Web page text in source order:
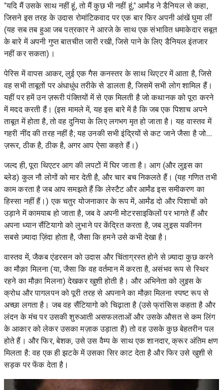
"यदि मैं उसके साथ नहीं हूं, तो मैं कुछ भी नहीं हूं," आर्मंड ने डैनियल से कहा,
जिसने इस तरह के उदास रोमांटिकवाद पर एक बार फिर अपनी आंखें घुमा लीं
(यह सब तब हुआ जब पत्रकार ने आरजे के साथ एक संभावित धमाकेदार सबूत
के बारे में अपनी गुप्त बातचीत जारी रखी, जिसे पाने के लिए डैनियल इंतजार
नहीं कर सकता)।
पेरिस में वापस आकर, लुई एक गैस कनस्तर के साथ थिएटर में आता है, जिसे
वह सभी ताबूतों पर अंधाधुंध तरीके से डालता है, जिसमें सभी लोग शामिल हैं।
यहीं पर हमें उन ज़रूरी पंक्तियों में से एक मिलती है जो कथानक को पूरा करने
में मदद करती हैं। (इस मामले में, यह इस बारे में है कि जब एक पिशाच अपने
ताबूत में होता है, तो वह दुनिया के लिए लगभग मृत हो जाता है। यह वास्तव में
गहरी नींद की तरह नहीं है; यह उनकी सभी इंद्रियों से कट जाने जैसा है जो...
ज़रूर, ठीक है, ठीक है, अगर आप ऐसा कहते हैं।)
जल्द ही, पूरा थिएटर आग की लपटों में घिर जाता है। आग (और लुइस का
ब्लेड) कुल नौ लोगों को मार देती है, और चार बच निकलते हैं। (यह गणित तभी
काम करता है जब आप समझते हैं कि लेस्टैट और आर्मंड इस समीकरण का
हिस्सा नहीं हैं।) एक चतुर योजनाकार के रूप में, आर्मंड दो और पिशाचों को
उड़ाने में कामयाब हो जाता है, जब वे अपनी मोटरसाइकिलों पर भागते हैं और
अपना ध्यान सैंटियागो को लुभाने पर केंद्रित करता है, जब लुइस यकीनन
सबसे ज़्यादा ज़िंदा होता है, जैसा कि हमने उसे कभी देखा है।
वास्तव में, जैकब एंडरसन को उदास और चिंताग्रस्त होने से ज़्यादा कुछ करने
का मौक़ा मिलना (या, जैसा कि वह वर्तमान में करता है, असंभव रूप से स्थिर
रहने का मौक़ा मिलना) देखकर खुशी होती है। और अभिनेता को लुइस के
क्रोध और पागलपन को पूरी तरह से अपनाने का मौक़ा मिलना स्पष्ट रूप से
अच्छा लगता है। जब वह सैंटियागो को चिढ़ाता है (उसे फ्रांसिस कहता है और
लंदन के मंच पर उसकी शुरुआती असफलताओं और उसके औसत से कम लिंग
के आकार को लेकर उसका मज़ाक उड़ाता है) तो वह उसके कुछ बेहतरीन पल
होते हैं। और फिर, बेशक, उसे उस वैम्प के साथ एक शानदार, क्रूर अंतिम क्षण
मिलता है: वह एक ही झटके में उसका सिर काट देता है और फिर उसे खुशी से
सड़क पर फेंक देता है।